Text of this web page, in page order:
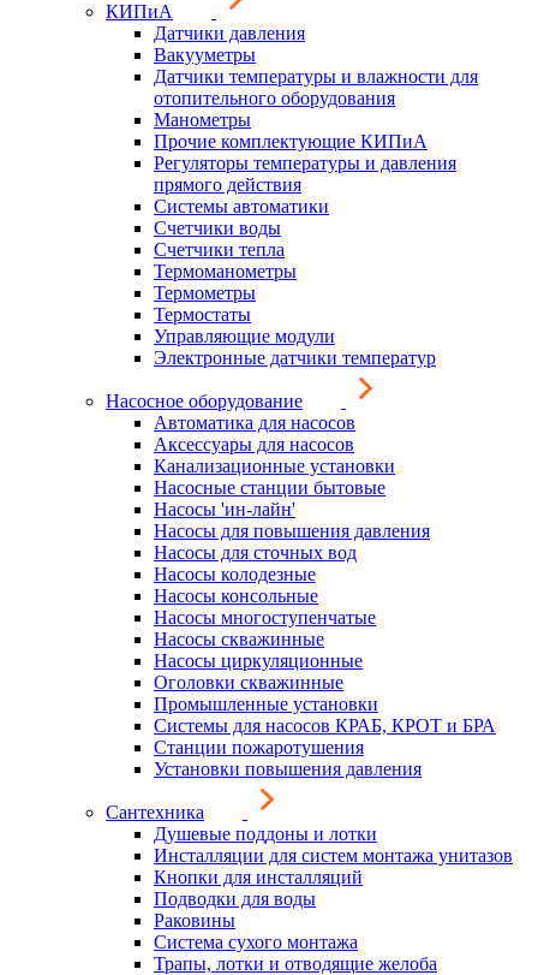
КИПиА
Датчики давления
Вакууметры
Датчики температуры и влажности для
отопительного оборудования
Манометры
Прочие комплектующие КИПиА
Регуляторы температуры и давления
прямого действия
Системы автоматики
Счетчики воды
Счетчики тепла
Термоманометры
Термометры
Термостаты
Управляющие модули
Электронные датчики температур
Насосное оборудование
Автоматика для насосов
Аксессуары для насосов
Канализационные установки
Насосные станции бытовые
Насосы 'ин-лайн'
Насосы для повышения давления
Насосы для сточных вод
Насосы колодезные
Насосы консольные
Насосы многоступенчатые
Насосы скважинные
Насосы циркуляционные
Оголовки скважинные
Промышленные установки
Системы для насосов КРАБ, КРОТ и БРА
Станции пожаротушения
Установки повышения давления
Сантехника
Душевые поддоны и лотки
Инсталляции для систем монтажа унитазов
Кнопки для инсталляций
Подводки для воды
Раковины
Система сухого монтажа
Трапы, лотки и отводящие желоба